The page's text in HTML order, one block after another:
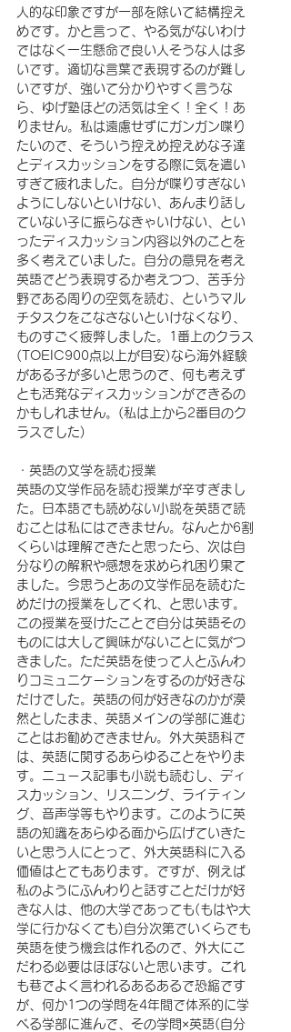
人的な印象ですが一部を除いて結構控え
めです。かと言って、やる気がないわけ
ではなく一生懸命で良い人そうな人は多
いです。適切な言葉で表現するのが難し
いですが、強いて分かりやすく言うな
ら、ゆげ塾ほどの活気は全く！全く！あ
りません。私は遠慮せずにガンガン喋り
たいので、そういう控えめ控えめな子達
とディスカッションをする際に気を遣い
すぎて疲れました。自分が喋りすぎない
ようにしないといけない、あんまり話し
ていない子に振らなきゃいけない、とい
ったディスカッション内容以外のことを
多く考えていました。自分の意見を考え
英語でどう表現するか考えつつ、苦手分
野である周りの空気を読む、というマル
チタスクをこなさないといけなくなり、
ものすごく疲弊しました。1番上のクラス
(TOEIC900点以上が目安)なら海外経験
がある子が多いと思うので、何も考えず
とも活発なディスカッションができるの
かもしれません。(私は上から2番目のク
ラスでした)
・英語の文学を読む授業
英語の文学作品を読む授業が辛すぎまし
た。日本語でも読めない小説を英語で読
むことは私にはできません。なんとか6割
くらいは理解できたと思ったら、次は自
分なりの解釈や感想を求められ困り果て
ました。今思うとあの文学作品を読むた
めだけの授業をしてくれ、と思います。
この授業を受けたことで自分は英語その
ものには大して興味がないことに気がつ
きました。ただ英語を使って人とふんわ
りコミュニケーションをするのが好きな
だけでした。英語の何が好きなのかが漠
然としたまま、英語メインの学部に進む
ことはお勧めできません。外大英語科で
は、英語に関するあらゆることをやりま
す。ニュース記事も小説も読むし、ディ
スカッション、リスニング、ライティン
グ、音声学等もやります。このように英
語の知識をあらゆる面から広げていきた
いと思う人にとって、外大英語科に入る
価値はとてもあります。ですが、例えば
私のようにふんわりと話すことだけが好
きな人は、他の大学であっても(もはや大
学に行かなくても)自分次第でいくらでも
英語を使う機会は作れるので、外大にこ
だわる必要はほぼないと思います。これ
も巷でよく言われるあるあるで恐縮です
が、何か1つの学問を4年間で体系的に学
べる学部に進んで、その学問×英語(自分